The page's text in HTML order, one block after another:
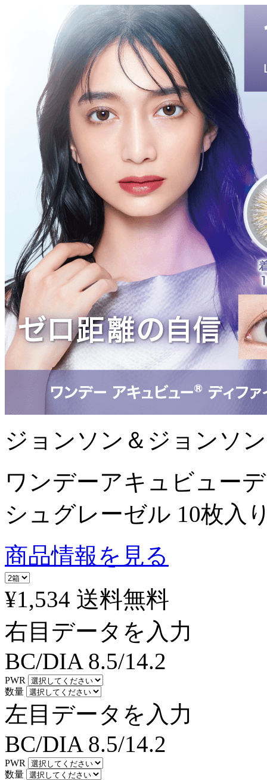
ジョンソン＆ジョンソン
ワンデーアキュビュー
シュグレーゼル 10枚入
商品情報を見る
¥1,534 送料無料
右目データを入力
BC/DIA 8.5/14.2
PWR
数量
左目データを入力
BC/DIA 8.5/14.2
PWR
数量